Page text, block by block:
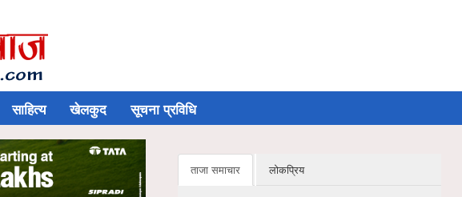
साहित्य खेलकुद सूचना प्रविधि
ताजा समाचार लोकप्रिय